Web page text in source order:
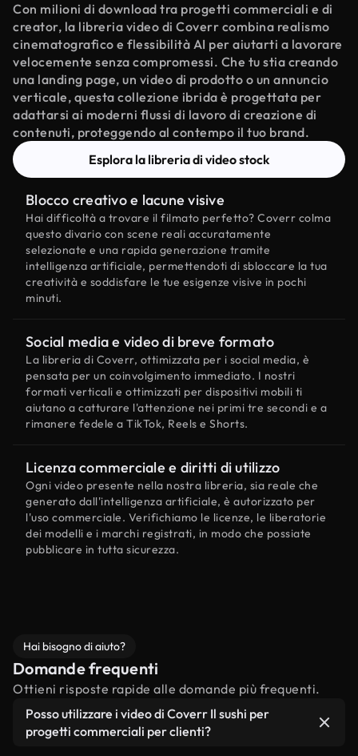
Con milioni di download tra progetti commerciali e di
creator, la libreria video di Coverr combina realismo
cinematografico e flessibilità AI per aiutarti a lavorare
velocemente senza compromessi. Che tu stia creando
una landing page, un video di prodotto o un annuncio
verticale, questa collezione ibrida è progettata per
adattarsi ai moderni flussi di lavoro di creazione di
contenuti, proteggendo al contempo il tuo brand.
Esplora la libreria di video stock
Blocco creativo e lacune visive
Hai difficoltà a trovare il filmato perfetto? Coverr colma
questo divario con scene reali accuratamente
selezionate e una rapida generazione tramite
intelligenza artificiale, permettendoti di sbloccare la tua
creatività e soddisfare le tue esigenze visive in pochi
minuti.
Social media e video di breve formato
La libreria di Coverr, ottimizzata per i social media, è
pensata per un coinvolgimento immediato. I nostri
formati verticali e ottimizzati per dispositivi mobili ti
aiutano a catturare l'attenzione nei primi tre secondi e a
rimanere fedele a TikTok, Reels e Shorts.
Licenza commerciale e diritti di utilizzo
Ogni video presente nella nostra libreria, sia reale che
generato dall'intelligenza artificiale, è autorizzato per
l'uso commerciale. Verifichiamo le licenze, le liberatorie
dei modelli e i marchi registrati, in modo che possiate
pubblicare in tutta sicurezza.
Hai bisogno di aiuto?
Domande frequenti
Ottieni risposte rapide alle domande più frequenti.
Posso utilizzare i video di Coverr Il sushi per
progetti commerciali per clienti?